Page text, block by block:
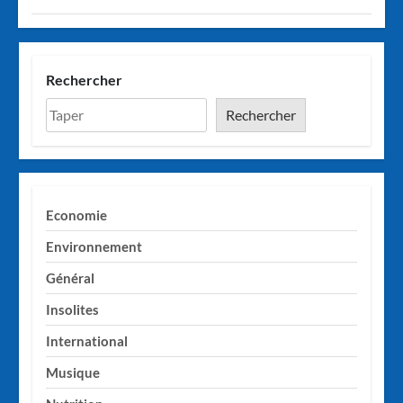
Rechercher
Rechercher
Economie
Environnement
Général
Insolites
International
Musique